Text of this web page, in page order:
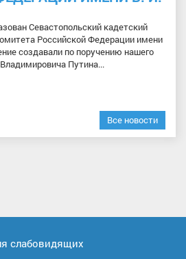
Севастопольский кадетский
Российской Федерации имени
создавали по поручению нашего
Путина...
Все новости
слабовидящих